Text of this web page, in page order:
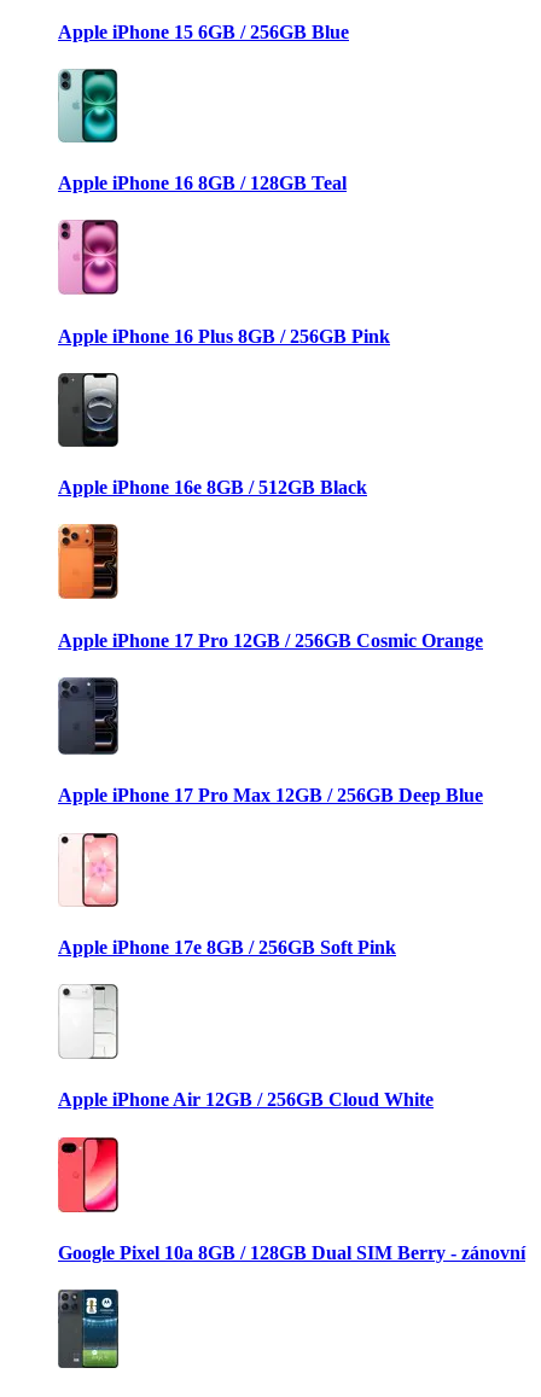
Apple iPhone 15 6GB / 256GB Blue
Apple iPhone 16 8GB / 128GB Teal
Apple iPhone 16 Plus 8GB / 256GB Pink
Apple iPhone 16e 8GB / 512GB Black
Apple iPhone 17 Pro 12GB / 256GB Cosmic Orange
Apple iPhone 17 Pro Max 12GB / 256GB Deep Blue
Apple iPhone 17e 8GB / 256GB Soft Pink
Apple iPhone Air 12GB / 256GB Cloud White
Google Pixel 10a 8GB / 128GB Dual SIM Berry - zánovní